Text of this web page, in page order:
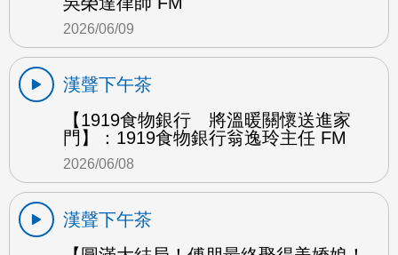
2026/06/09
漢聲下午茶
【1919食物銀行 將溫暖關懷送進家
門】：1919食物銀行翁逸玲主任 FM
2026/06/08
漢聲下午茶